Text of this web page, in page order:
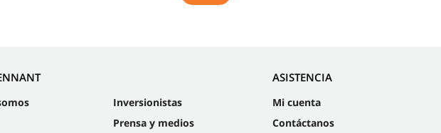
Inversionistas
Prensa y medios
ASISTENCIA
Mi cuenta
Contáctanos